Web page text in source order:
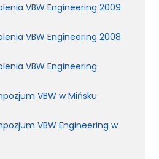
VBW Engineering 2009
VBW Engineering 2008
VBW Engineering
VBW w Mińsku
VBW Engineering w